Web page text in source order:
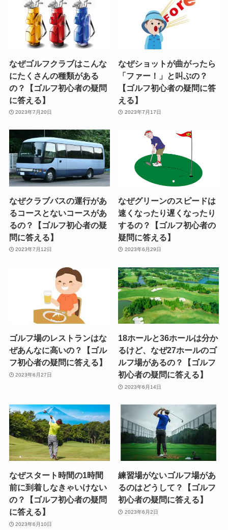
なぜゴルフクラブはこんな
にたくさんの種類がある
の？【ゴルフ初心者の疑問
に答える】
2023年7月20日
なぜショットが曲がったら
「ファー！」と叫ぶの？
【ゴルフ初心者の疑問に答
える】
2023年7月17日
なぜクラブバスの運行があ
るコースとないコースがあ
るの？【ゴルフ初心者の疑
問に答える】
2023年7月12日
なぜグリーンのスピードは
速くなったり遅くなったり
するの？【ゴルフ初心者の
疑問に答える】
2023年6月29日
ゴルフ場のレストランはな
ぜあんなに高いの？【ゴル
フ初心者の疑問に答える】
2023年6月27日
18ホールと36ホールは分か
るけど、なぜ27ホールのゴ
ルフ場があるの？【ゴルフ
初心者の疑問に答える】
2023年6月14日
なぜスタート時間の1時間
前に到着しなきゃいけない
の？【ゴルフ初心者の疑問
に答える】
2023年6月10日
練習場がないゴルフ場があ
るのはどうして？【ゴルフ
初心者の疑問に答える】
2023年6月2日